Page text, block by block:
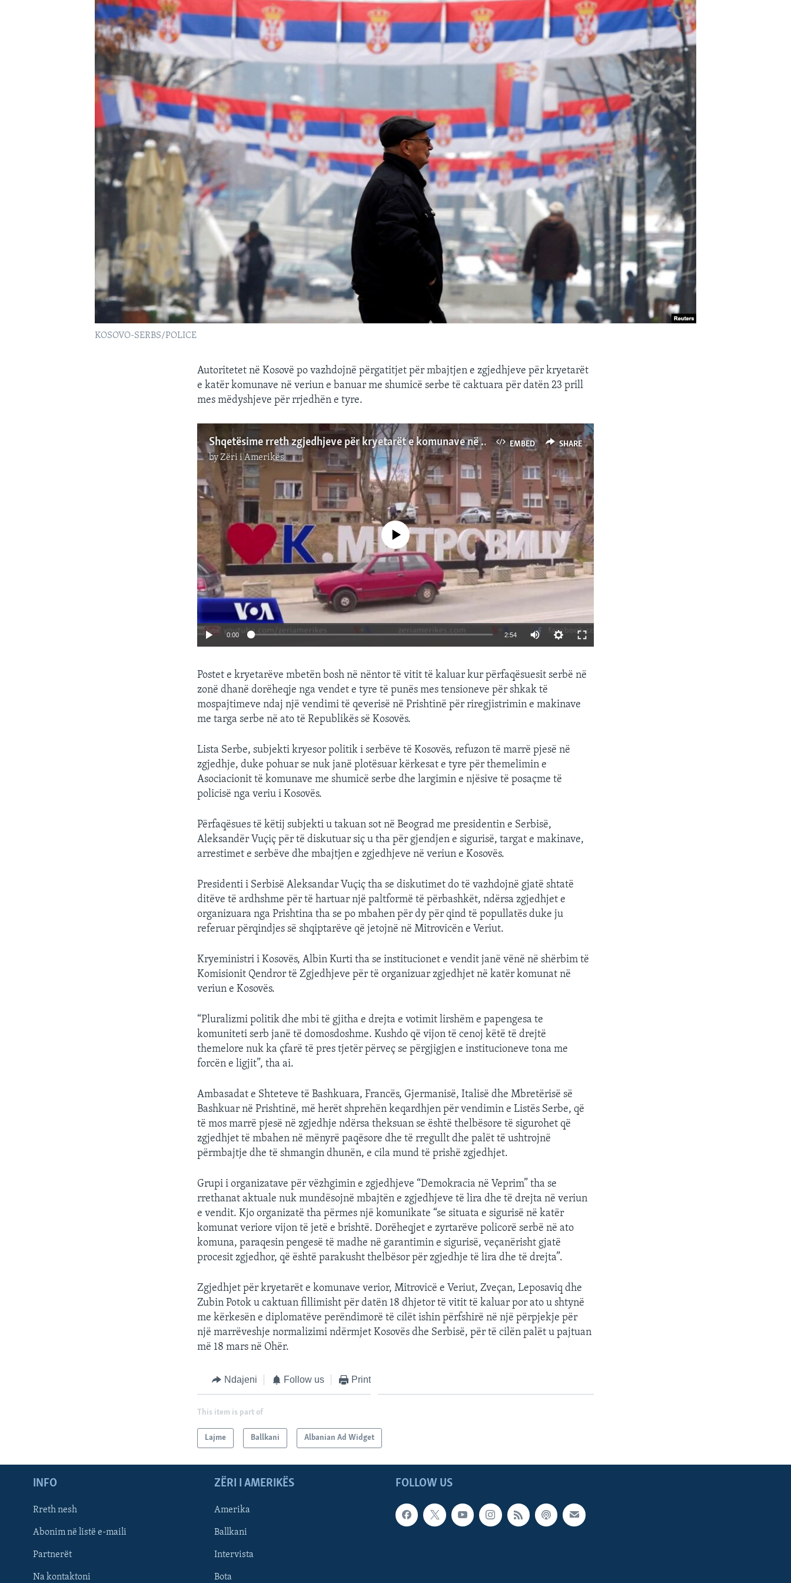
KOSOVO-SERBS/POLICE
Autoritetet në Kosovë po vazhdojnë përgatitjet për mbajtjen e zgjedhjeve për kryetarët
e katër komunave në veriun e banuar me shumicë serbe të caktuara për datën 23 prill
mes mëdyshjeve për rrjedhën e tyre.
EMBED SHARE
Shqetësime rreth zgjedhjeve për kryetarët e komunave në veriun e Kosovës
byZëri i Amerikës
EMBED
No media source currently available
0:00 2:54
Postet e kryetarëve mbetën bosh në nëntor të vitit të kaluar kur përfaqësuesit serbë në
zonë dhanë dorëheqje nga vendet e tyre të punës mes tensioneve për shkak të
mospajtimeve ndaj një vendimi të qeverisë në Prishtinë për riregjistrimin e makinave
me targa serbe në ato të Republikës së Kosovës.
Lista Serbe, subjekti kryesor politik i serbëve të Kosovës, refuzon të marrë pjesë në
zgjedhje, duke pohuar se nuk janë plotësuar kërkesat e tyre për themelimin e
Asociacionit të komunave me shumicë serbe dhe largimin e njësive të posaçme të
policisë nga veriu i Kosovës.
Përfaqësues të këtij subjekti u takuan sot në Beograd me presidentin e Serbisë,
Aleksandër Vuçiç për të diskutuar siç u tha për gjendjen e sigurisë, targat e makinave,
arrestimet e serbëve dhe mbajtjen e zgjedhjeve në veriun e Kosovës.
Presidenti i Serbisë Aleksandar Vuçiç tha se diskutimet do të vazhdojnë gjatë shtatë
ditëve të ardhshme për të hartuar një paltformë të përbashkët, ndërsa zgjedhjet e
organizuara nga Prishtina tha se po mbahen për dy për qind të popullatës duke ju
referuar përqindjes së shqiptarëve që jetojnë në Mitrovicën e Veriut.
Kryeministri i Kosovës, Albin Kurti tha se institucionet e vendit janë vënë në shërbim të
Komisionit Qendror të Zgjedhjeve për të organizuar zgjedhjet në katër komunat në
veriun e Kosovës.
“Pluralizmi politik dhe mbi të gjitha e drejta e votimit lirshëm e papengesa te
komuniteti serb janë të domosdoshme. Kushdo që vijon të cenoj këtë të drejtë
themelore nuk ka çfarë të pres tjetër përveç se përgjigjen e institucioneve tona me
forcën e ligjit”, tha ai.
Ambasadat e Shteteve të Bashkuara, Francës, Gjermanisë, Italisë dhe Mbretërisë së
Bashkuar në Prishtinë, më herët shprehën keqardhjen për vendimin e Listës Serbe, që
të mos marrë pjesë në zgjedhje ndërsa theksuan se është thelbësore të sigurohet që
zgjedhjet të mbahen në mënyrë paqësore dhe të rregullt dhe palët të ushtrojnë
përmbajtje dhe të shmangin dhunën, e cila mund të prishë zgjedhjet.
Grupi i organizatave për vëzhgimin e zgjedhjeve “Demokracia në Veprim” tha se
rrethanat aktuale nuk mundësojnë mbajtën e zgjedhjeve të lira dhe të drejta në veriun
e vendit. Kjo organizatë tha përmes një komunikate “se situata e sigurisë në katër
komunat veriore vijon të jetë e brishtë. Dorëheqjet e zyrtarëve policorë serbë në ato
komuna, paraqesin pengesë të madhe në garantimin e sigurisë, veçanërisht gjatë
procesit zgjedhor, që është parakusht thelbësor për zgjedhje të lira dhe të drejta”.
Zgjedhjet për kryetarët e komunave verior, Mitrovicë e Veriut, Zveçan, Leposaviq dhe
Zubin Potok u caktuan fillimisht për datën 18 dhjetor të vitit të kaluar por ato u shtynë
me kërkesën e diplomatëve perëndimorë të cilët ishin përfshirë në një përpjekje për
një marrëveshje normalizimi ndërmjet Kosovës dhe Serbisë, për të cilën palët u pajtuan
më 18 mars në Ohër.
Ndajeni Follow us Print
This item is part of
Lajme Ballkani Albanian Ad Widget
FOLLOW US
INFO
Rreth nesh
Abonim në listë e-maili
Partnerët
Na kontaktoni
ZËRI I AMERIKËS
Amerika
Ballkani
Intervista
Bota